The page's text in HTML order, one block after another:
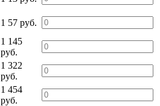
1 57 руб.
1 145
руб.
1 322
руб.
1 454
руб.